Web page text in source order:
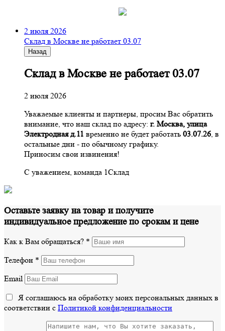
2 июля 2026
Склад в Москве не работает 03.07
Назад
Склад в Москве не работает 03.07
2 июля 2026
Уважаемые клиенты и партнеры, просим Вас обратить
внимание, что наш склад по адресу: г. Москва, улица
Электродная д.11 временно не будет работать 03.07.26, в
остальные дни - по обычному графику.
Приносим свои извинения!
С уважением, команда 1Склад
Оставьте заявку на товар и получите
индивидуальное предложение по срокам и цене
Как к Вам обращаться? *
Телефон *
Email
Я соглашаюсь на обработку моих персональных данных в
соответствии с Политикой конфиденциальности